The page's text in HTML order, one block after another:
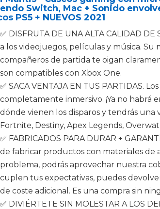
Switch, Mac + Sonido
PS5 + NUEVOS 2021
✅ DISFRUTA DE UNA ALTA CALIDAD
a los videojuegos, películas y música.
compañeros de partida te oigan
son compatibles con Xbox One.
✅ SACA VENTAJA EN TUS PARTIDAS.
completamente inmersivo. ¡Ya no habrá
dónde vienen los disparos y tendrás una
Fortnite, Destiny, Apex Legends,
✅ FABRICADOS PARA DURAR +
de fabricar productos con materiales de
problema, podrás aprovechar nuestra
cuplen tus expectativas, puedes
de coste adicional. Es una compra sin
✅ DIVIÉRTETE SIN MOLESTAR A LOS